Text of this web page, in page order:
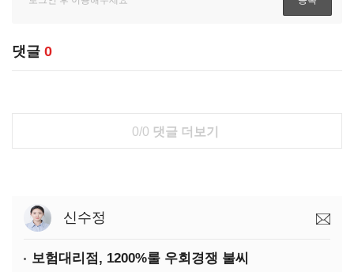
댓글 0
0/0 댓글 더보기
신수정
보험대리점, 1200%룰 우회경쟁 불씨